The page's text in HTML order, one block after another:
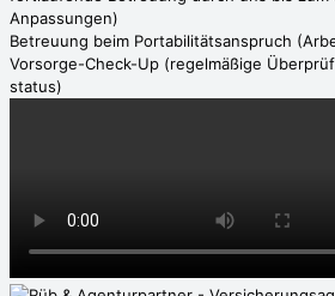
Anpassungen)
Betreuung beim Portabilitäts­anspruch
Vorsorge-Check-Up (regelmäßige
status)